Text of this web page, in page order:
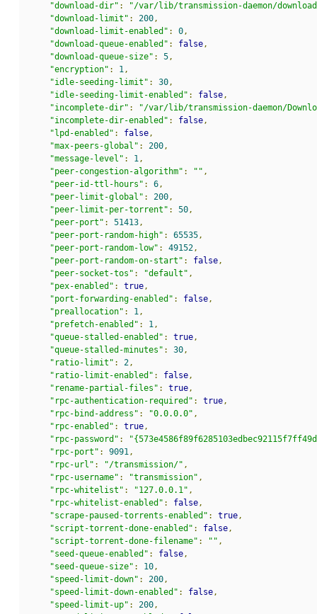
"download-dir" :
"/var/lib/transmission-daemon/
"download-limit" : 200,
"download-limit-enabled" : 0,
"download-queue-enabled" : false,
"download-queue-size" : 5,
"encryption" : 1,
"idle-seeding-limit" : 30,
"idle-seeding-limit-enabled" : false,
"incomplete-dir" :
"/var/lib/transmission-daemon/
"incomplete-dir-enabled" : false,
"lpd-enabled" : false,
"max-peers-global" : 200,
"message-level" : 1,
"peer-congestion-algorithm" : "" ,
"peer-id-ttl-hours" : 6,
"peer-limit-global" : 200,
"peer-limit-per-torrent" : 50,
"peer-port" : 51413,
"peer-port-random-high" : 65535,
"peer-port-random-low" : 49152,
"peer-port-random-on-start" : false,
"peer-socket-tos" : "default" ,
"pex-enabled" : true,
"port-forwarding-enabled" : false,
"preallocation" : 1,
"prefetch-enabled" : 1,
"queue-stalled-enabled" : true,
"queue-stalled-minutes" : 30,
"ratio-limit" : 2,
"ratio-limit-enabled" : false,
"rename-partial-files" : true,
"rpc-authentication-required" : true,
"rpc-bind-address" : "0.0.0.0" ,
"rpc-enabled" : true,
"rpc-password" :
"rpc-port" : 9091,
"rpc-url" : "/transmission/" ,
"rpc-username" : "transmission" ,
"rpc-whitelist" : "127.0.0.1" ,
"rpc-whitelist-enabled" : false,
"scrape-paused-torrents-enabled" : true,
"script-torrent-done-enabled" : false,
"script-torrent-done-filename" : "" ,
"seed-queue-enabled" : false,
"seed-queue-size" : 10,
"speed-limit-down" : 200,
"speed-limit-down-enabled" : false,
"speed-limit-up" : 200,